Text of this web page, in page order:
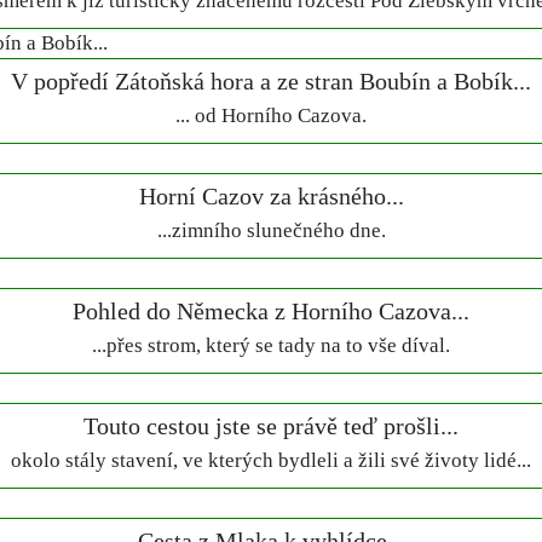
V popředí Zátoňská hora a ze stran Boubín a Bobík...
... od Horního Cazova.
Horní Cazov za krásného...
...zimního slunečného dne.
Pohled do Německa z Horního Cazova...
...přes strom, který se tady na to vše díval.
Touto cestou jste se právě teď prošli...
okolo stály stavení, ve kterých bydleli a žili své životy lidé...